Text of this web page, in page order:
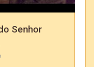
Senhor